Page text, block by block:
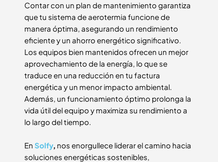
Contar con un plan de mantenimiento garantiza
que tu sistema de aerotermia funcione de
manera óptima, asegurando un rendimiento
eficiente y un ahorro energético significativo.
Los equipos bien mantenidos ofrecen un mejor
aprovechamiento de la energía, lo que se
traduce en una reducción en tu factura
energética y un menor impacto ambiental.
Además, un funcionamiento óptimo prolonga la
vida útil del equipo y maximiza su rendimiento a
lo largo del tiempo.
En Solfy, nos enorgullece liderar el camino hacia
soluciones energéticas sostenibles,